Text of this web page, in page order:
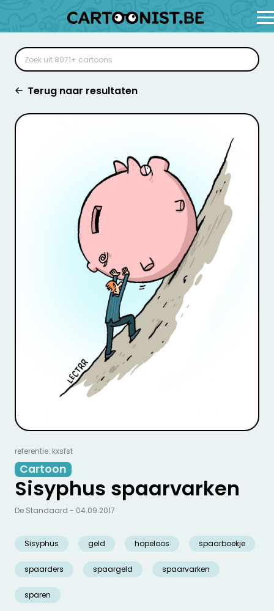
Terug naar resultaten
referentie: kxsfst
Cartoon
Sisyphus spaarvarken
Sisyphus geld hopeloos spaarboekje
spaarders spaargeld spaarvarken
sparen
De Standaard - 04.09.2017